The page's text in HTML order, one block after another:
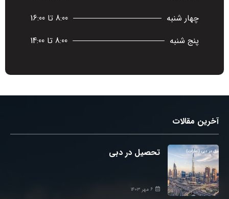
چهار شنبه
8:00 تا 16:00
پنج شنبه
8:00 تا 14:00
آخرین مقالات
تحصیل در دبی
۶ مهر ۱۴۰۳